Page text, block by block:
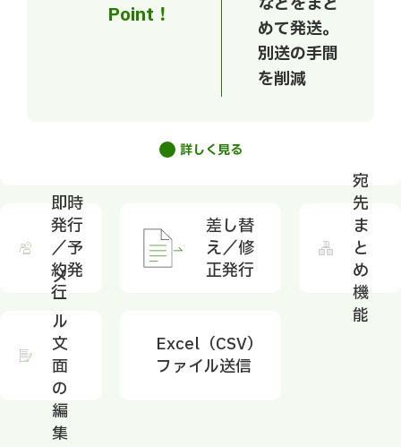
Point！
めて発送。
別送の手間
を削減
詳しく見る
即時
発行
／予
約発
行
差し替
え／修
正発行
宛
先
ま
と
め
機
能
メ
ー
ル
文
面
の
編
集
Excel（CSV）
ファイル送信